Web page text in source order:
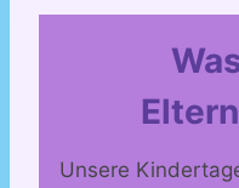
Unsere